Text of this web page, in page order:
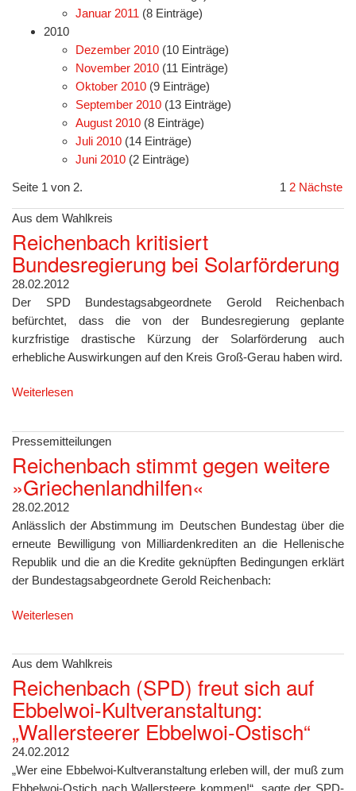
Januar 2011 (8 Einträge)
2010
Dezember 2010 (10 Einträge)
November 2010 (11 Einträge)
Oktober 2010 (9 Einträge)
September 2010 (13 Einträge)
August 2010 (8 Einträge)
Juli 2010 (14 Einträge)
Juni 2010 (2 Einträge)
Seite 1 von 2. 1 2 Nächste
Aus dem Wahlkreis
Reichenbach kritisiert
Bundesregierung bei Solarförderung
28.02.2012
Der SPD Bundestagsabgeordnete Gerold Reichenbach
befürchtet, dass die von der Bundesregierung geplante
kurzfristige drastische Kürzung der Solarförderung auch
erhebliche Auswirkungen auf den Kreis Groß-Gerau haben wird.
Weiterlesen
Pressemitteilungen
Reichenbach stimmt gegen weitere
»Griechenlandhilfen«
28.02.2012
Anlässlich der Abstimmung im Deutschen Bundestag über die
erneute Bewilligung von Milliardenkrediten an die Hellenische
Republik und die an die Kredite geknüpften Bedingungen erklärt
der Bundestagsabgeordnete Gerold Reichenbach:
Weiterlesen
Aus dem Wahlkreis
Reichenbach (SPD) freut sich auf
Ebbelwoi-Kultveranstaltung:
„Wallersteerer Ebbelwoi-Ostisch“
24.02.2012
„Wer eine Ebbelwoi-Kultveranstaltung erleben will, der muß zum
Ebbelwoi-Ostich nach Wallersteere kommen!“, sagte der SPD-